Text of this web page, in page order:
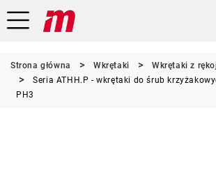
Strona główna Wkrętaki
Wkrętaki z
Seria ATHH.P - wkrętaki do śrub
PH3